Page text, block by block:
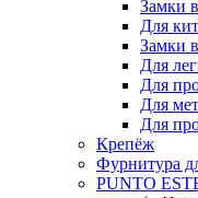
Замки
Для
Замки
Для
Для
Для
Для
Крепёж
Фурнитура
PUNTO